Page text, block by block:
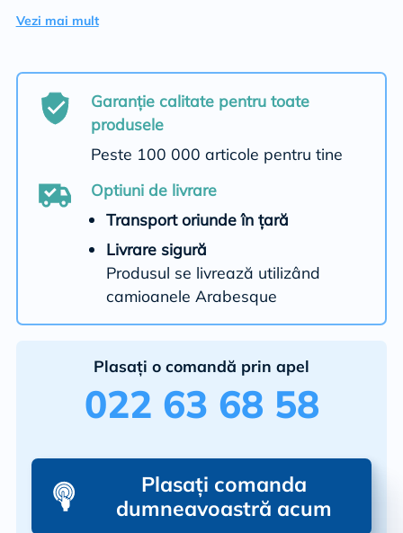
Vezi mai mult
Garanție calitate pentru toate
produsele
Peste 100 000 articole pentru tine
Optiuni de livrare
Transport oriunde în țară
Livrare sigură
Produsul se livrează utilizând
camioanele Arabesque
Plasați o comandă prin apel
022 63 68 58
Plasați comanda
dumneavoastră acum